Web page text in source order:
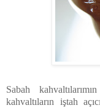
Sabah
kahvaltıların iştah